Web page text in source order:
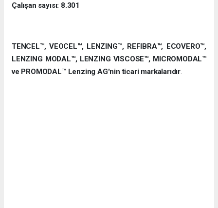
Çalışan sayısı: 8.301
TENCEL™, VEOCEL™, LENZING™, REFIBRA™, ECOVERO™,
LENZING MODAL™, LENZING VISCOSE™, MICROMODAL™
ve PROMODAL™ Lenzing AG'nin ticari markalarıdır.